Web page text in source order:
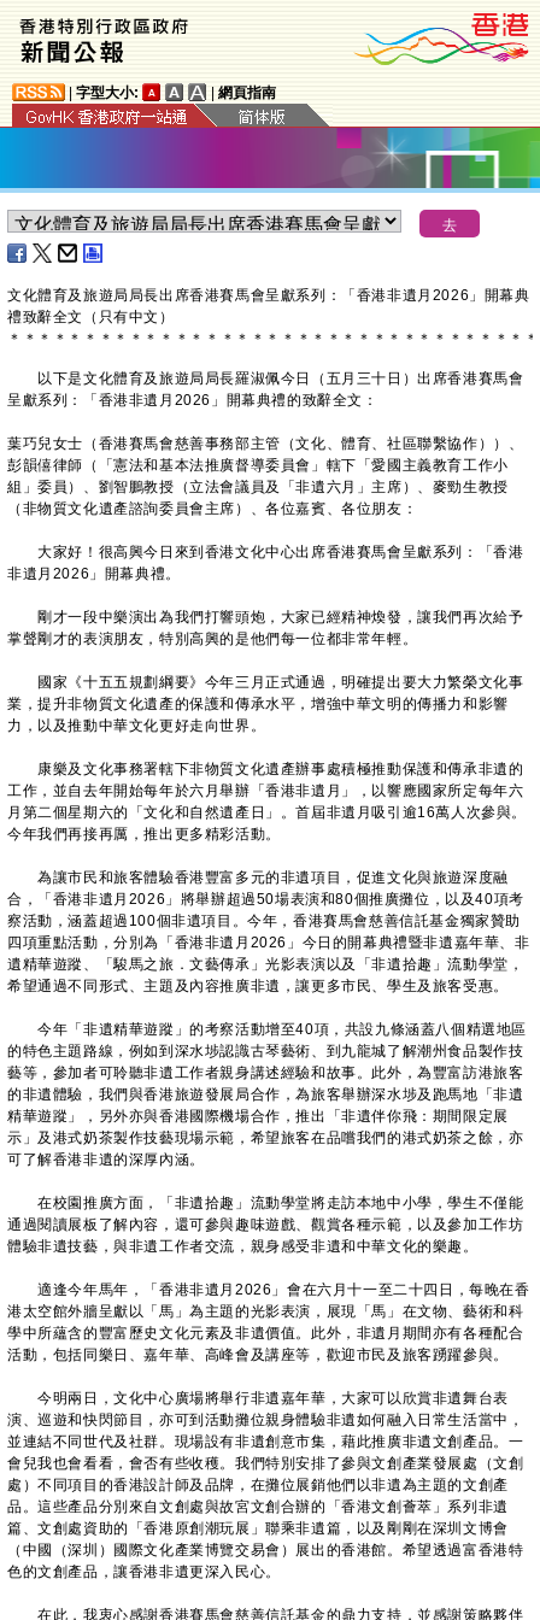
字型大小: 網頁指南
文化體育及旅遊局局長出席香港賽馬會呈獻系列：「香港非遺月2026」開幕典
禮致辭全文（只有中文）
＊ ＊ ＊ ＊ ＊ ＊ ＊ ＊ ＊ ＊ ＊ ＊ ＊ ＊ ＊ ＊ ＊ ＊ ＊ ＊ ＊ ＊ ＊ ＊ ＊ ＊ ＊ ＊ ＊ ＊ ＊ ＊ ＊ ＊ ＊
​以下是文化體育及旅遊局局長羅淑佩今日（五月三十日）出席香港賽馬會
呈獻系列：「香港非遺月2026」開幕典禮的致辭全文：
葉巧兒女士（香港賽馬會慈善事務部主管（文化、體育、社區聯繫協作））、
彭韻僖律師（「憲法和基本法推廣督導委員會」轄下「愛國主義教育工作小
組」委員）、劉智鵬教授（立法會議員及「非遺六月」主席）、麥勁生教授
（非物質文化遺產諮詢委員會主席）、各位嘉賓、各位朋友：
大家好！很高興今日來到香港文化中心出席香港賽馬會呈獻系列：「香港
非遺月2026」開幕典禮。
剛才一段中樂演出為我們打響頭炮，大家已經精神煥發，讓我們再次給予
掌聲剛才的表演朋友，特別高興的是他們每一位都非常年輕。
國家《十五五規劃綱要》今年三月正式通過，明確提出要大力繁榮文化事
業，提升非物質文化遺產的保護和傳承水平，增強中華文明的傳播力和影響
力，以及推動中華文化更好走向世界。
康樂及文化事務署轄下非物質文化遺產辦事處積極推動保護和傳承非遺的
工作，並自去年開始每年於六月舉辦「香港非遺月」，以響應國家所定每年六
月第二個星期六的「文化和自然遺產日」。首屆非遺月吸引逾16萬人次參與。
今年我們再接再厲，推出更多精彩活動。
為讓市民和旅客體驗香港豐富多元的非遺項目，促進文化與旅遊深度融
合，「香港非遺月2026」將舉辦超過50場表演和80個推廣攤位，以及40項考
察活動，涵蓋超過100個非遺項目。今年，香港賽馬會慈善信託基金獨家贊助
四項重點活動，分別為「香港非遺月2026」今日的開幕典禮暨非遺嘉年華、非
遺精華遊蹤、「駿馬之旅．文藝傳承」光影表演以及「非遺拾趣」流動學堂，
希望通過不同形式、主題及內容推廣非遺，讓更多市民、學生及旅客受惠。
今年「非遺精華遊蹤」的考察活動增至40項，共設九條涵蓋八個精選地區
的特色主題路線，例如到深水埗認識古琴藝術、到九龍城了解潮州食品製作技
藝等，參加者可聆聽非遺工作者親身講述經驗和故事。此外，為豐富訪港旅客
的非遺體驗，我們與香港旅遊發展局合作，為旅客舉辦深水埗及跑馬地「非遺
精華遊蹤」，另外亦與香港國際機場合作，推出「非遺伴你飛：期間限定展
示」及港式奶茶製作技藝現場示範，希望旅客在品嚐我們的港式奶茶之餘，亦
可了解香港非遺的深厚內涵。
在校園推廣方面，「非遺拾趣」流動學堂將走訪本地中小學，學生不僅能
通過閱讀展板了解內容，還可參與趣味遊戲、觀賞各種示範，以及參加工作坊
體驗非遺技藝，與非遺工作者交流，親身感受非遺和中華文化的樂趣。
適逢今年馬年，「香港非遺月2026」會在六月十一至二十四日，每晚在香
港太空館外牆呈獻以「馬」為主題的光影表演，展現「馬」在文物、藝術和科
學中所蘊含的豐富歷史文化元素及非遺價值。此外，非遺月期間亦有各種配合
活動，包括同樂日、嘉年華、高峰會及講座等，歡迎市民及旅客踴躍參與。
今明兩日，文化中心廣場將舉行非遺嘉年華，大家可以欣賞非遺舞台表
演、巡遊和快閃節目，亦可到活動攤位親身體驗非遺如何融入日常生活當中，
並連結不同世代及社群。現場設有非遺創意市集，藉此推廣非遺文創產品。一
會兒我也會看看，會否有些收穫。我們特別安排了參與文創產業發展處（文創
處）不同項目的香港設計師及品牌，在攤位展銷他們以非遺為主題的文創產
品。這些產品分別來自文創處與故宮文創合辦的「香港文創薈萃」系列非遺
篇、文創處資助的「香港原創潮玩展」聯乘非遺篇，以及剛剛在深圳文博會
（中國（深圳）國際文化產業博覽交易會）展出的香港館。希望透過富香港特
色的文創產品，讓香港非遺更深入民心。
在此，我衷心感謝香港賽馬會慈善信託基金的鼎力支持，並感謝策略夥伴